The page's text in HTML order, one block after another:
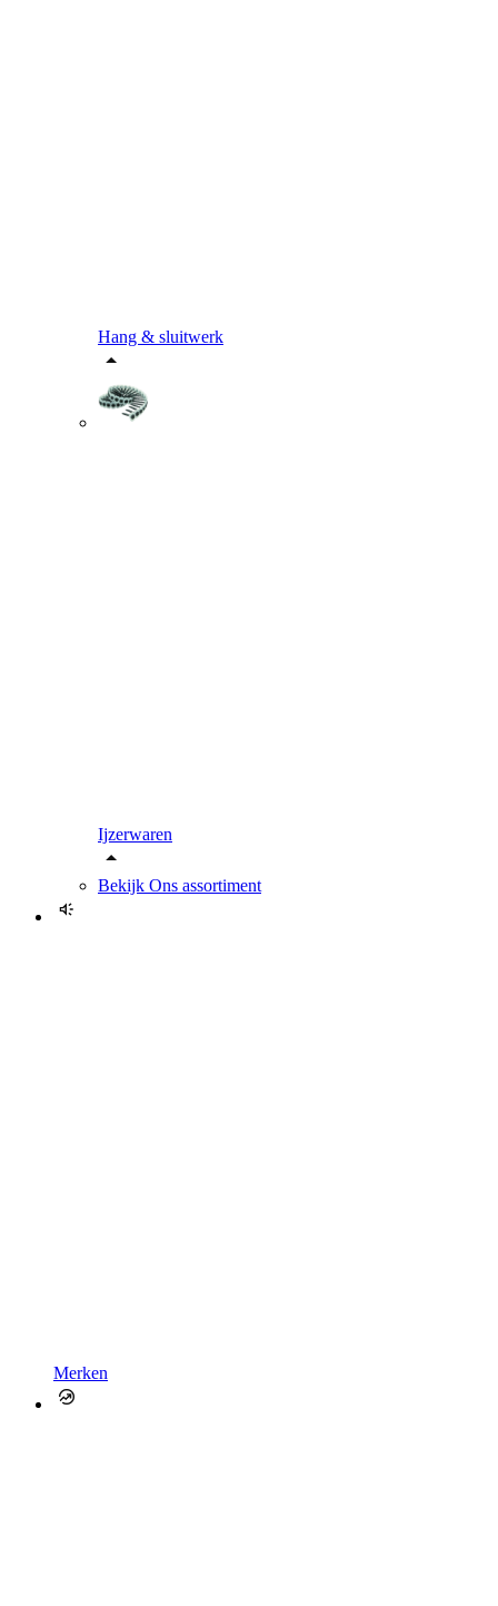
Hang & sluitwerk
Ijzerwaren
Bekijk Ons assortiment
Merken